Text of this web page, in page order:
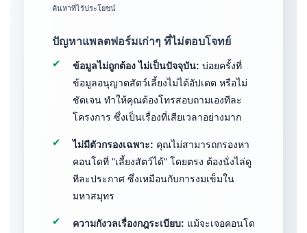
ค้นหาที่ไร้ประโยชน์
ปัญหาแพลตฟอร์มเก่าๆ ที่ไม่ตอบโจทย์
✔
ข้อมูลไม่ถูกต้อง ไม่เป็นปัจจุบัน: บ่อยครั้งที่
ข้อมูลอนุญาตสัตว์เลี้ยงไม่ได้อัปเดต หรือไม่
ชัดเจน ทำให้คุณต้องโทรสอบถามเองทีละ
โครงการ ซึ่งเป็นเรื่องที่เสียเวลาอย่างมาก
✔ ไม่มีตัวกรองเฉพาะ: คุณไม่สามารถกรองหา
คอนโดที่ "เลี้ยงสัตว์ได้" โดยตรง ต้องนั่งไล่ดู
ทีละประกาศ ซึ่งเหมือนกับการงมเข็มใน
มหาสมุทร
✔ ความกังวลเรื่องกฎระเบียบ: แม้จะเจอคอนโด